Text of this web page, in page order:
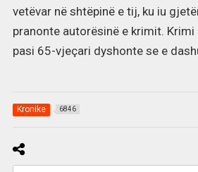
vetëvar në shtëpinë e tij, ku iu
pranonte autorësinë e krimit.
pasi 65-vjeçari dyshonte se e
Kronike 6846